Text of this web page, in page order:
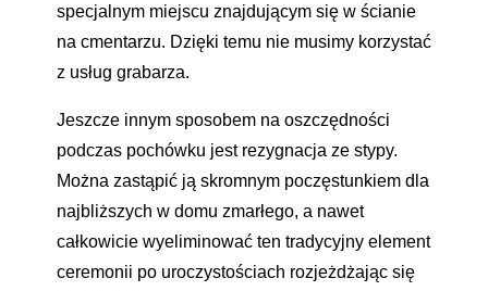
specjalnym miejscu znajdującym się w ścianie
na cmentarzu. Dzięki temu nie musimy korzystać
z usług grabarza.
Jeszcze innym sposobem na oszczędności
podczas pochówku jest rezygnacja ze stypy.
Można zastąpić ją skromnym poczęstunkiem dla
najbliższych w domu zmarłego, a nawet
całkowicie wyeliminować ten tradycyjny element
ceremonii po uroczystościach rozjeżdżając się